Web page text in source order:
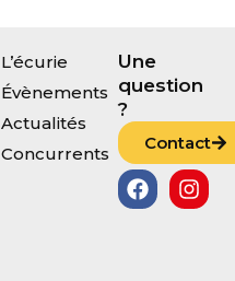
L’écurie
Évènements
Actualités
Concurrents
Une
question
?
Contact
F
a
c
I
n
s